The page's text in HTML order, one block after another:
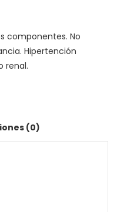
componentes. No
Hipertención
renal.
(0)